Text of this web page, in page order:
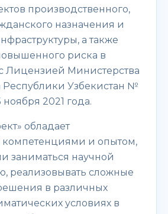
производственного,
назначения и
а также
риска в
Лицензией Министерства
Республики Узбекистан №
2021 года.
обладает
и опытом,
заниматься научной
реализовывать сложные
в различных
условиях в